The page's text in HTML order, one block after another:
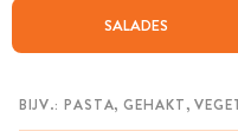
SALADES
CHAT MET MAIA
MIJN BEWAARDE RECEPTEN